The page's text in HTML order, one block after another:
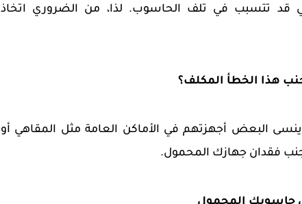
قد تتسبب في تلف الحاسوب. لذا، من الضروري اتخاذ
البعض أجهزتهم في الأماكن العامة مثل المقاهي أو
فقدان جهازك المحمول.